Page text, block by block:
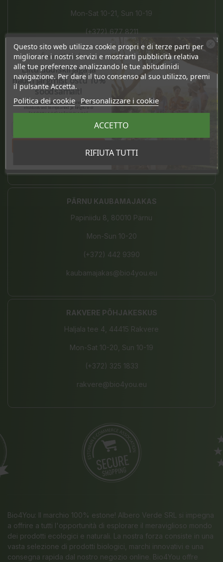
Mon-Sat 10-21, Sun 10-19
(+372) 677 8211
info@bio4you.eu
Riia 2, 51004 Tartu
Mon-Sat 10-21, Sun 10-19
PÄRNU KAUBAMAJAKAS
Papiniidu 8, 80010 Pärnu
Mon-Sun 10-20
(+372) 442 9390
kaubamajakas@bio4you.eu
RAKVERE PÕHJAKESKUS
Haljala tee 4, 44415 Rakvere
Mon-Sat 10-20, Sun 10-19
(+372) 325 1833
rakvere@bio4you.eu
Bio4You: Il marchio 100% estone! Albero Verde SRL si impegna
a offrire a tutti l'opportunità di esplorare il meraviglioso mondo
dei prodotti ecologici e naturali. La nostra forza consiste in una
vasta selezione di prodotti biologici, marchi innovativi e una
consegna rapida dal nostro negozio online. Bio4You offre
Questo sito web utilizza cookie propri e di terze parti per
migliorare i nostri servizi e mostrarti pubblicità relativa
alle tue preferenze analizzando le tue abitudinidi
navigazione. Per dare il tuo consenso al suo utilizzo, premi
il pulsante Accetta.
Politica dei cookie Personalizzare i cookie
RIFIUTA TUTTI
ACCETTO
Ära veel lahku!
Liitu uudiskirjaga ja
naudi järgmist ostu 10%
soodsamalt!
Sind ootavad spetsiaalsed allahindlused,
eksklusiivsed kampaaniad ja kingitused!
Registreeru e-maili aadressiga ja saad